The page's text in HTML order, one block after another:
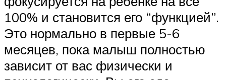
100% и становится его “функцией”.
Это нормально в первые 5-6
месяцев, пока малыш полностью
зависит от вас физически и